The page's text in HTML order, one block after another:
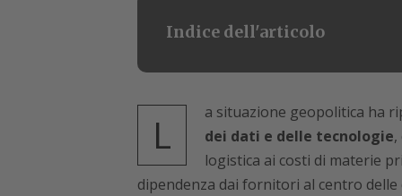
Indice dell'articolo
L a situazione geopolitica ha
dei dati e delle tecnologie
logistica ai costi di materie
dipendenza dai fornitori al centro